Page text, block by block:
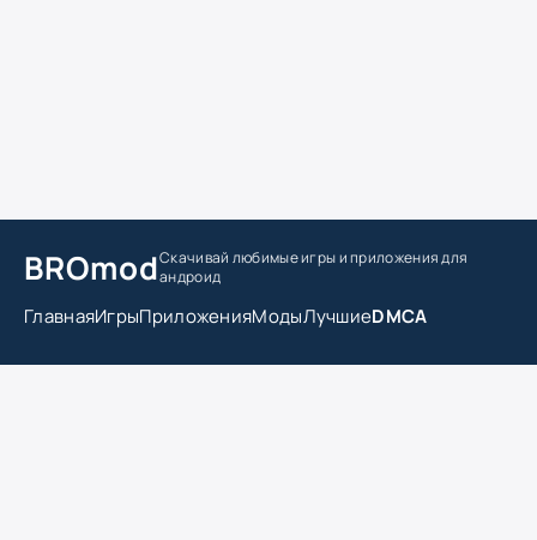
BROmodСкачивай любимые игрыи приложения для
андроид
ГлавнаяИгрыПриложенияМодыЛучшиеDMCA